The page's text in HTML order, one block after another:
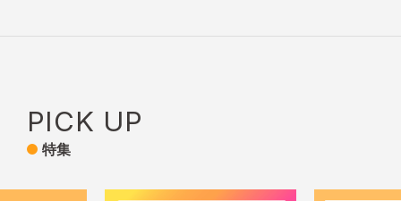
PICK UP
特集